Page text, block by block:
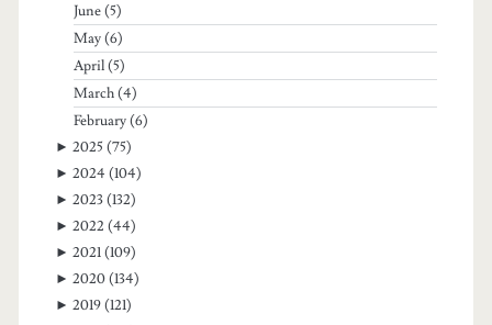
June (5)
May (6)
April (5)
March (4)
February (6)
► 2025 (75)
► 2024 (104)
► 2023 (132)
► 2022 (44)
► 2021 (109)
► 2020 (134)
► 2019 (121)